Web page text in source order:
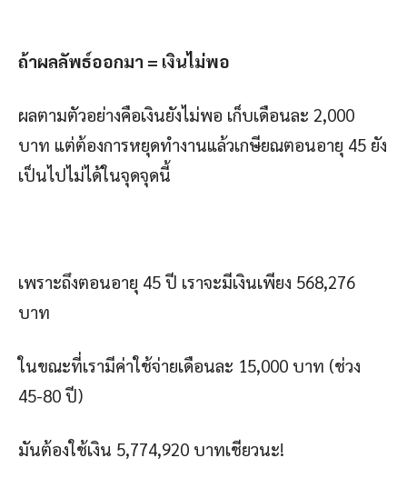
ถ้าผลลัพธ์ออกมา = เงินไม่พอ
ผลตามตัวอย่างคือเงินยังไม่พอ เก็บเดือนละ 2,000
บาท แต่ต้องการหยุดทำงานแล้วเกษียณตอนอายุ 45 ยัง
เป็นไปไม่ได้ในจุดจุดนี้
เพราะถึงตอนอายุ 45 ปี เราจะมีเงินเพียง 568,276
บาท
ในขณะที่เรามีค่าใช้จ่ายเดือนละ 15,000 บาท (ช่วง
45-80 ปี)
มันต้องใช้เงิน 5,774,920 บาทเชียวนะ!